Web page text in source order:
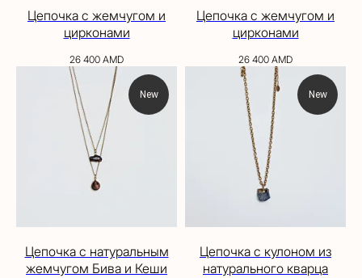
Цепочка с жемчугом и
цирконами
26 400 AMD
Цепочка с жемчугом и
цирконами
26 400 AMD
New
Цепочка с натуральным
жемчугом Бива и Кеши
New
Цепочка с кулоном из
натурального кварца